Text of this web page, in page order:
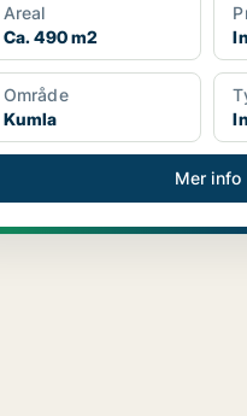
Areal
Ca. 490 m2
Område
Kumla
Mer info